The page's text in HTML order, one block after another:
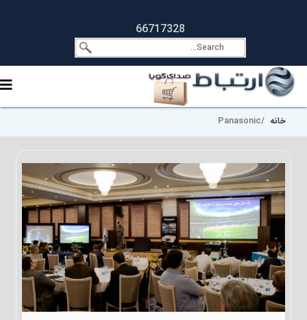
66717328
خانه Panasonic